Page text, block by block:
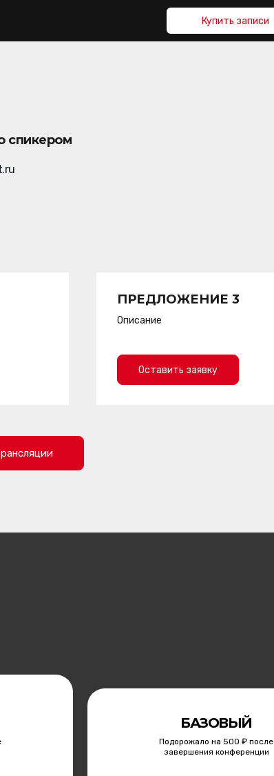
Купить записи
спикером
ПРЕДЛОЖЕНИЕ 3
Описание
Оставить заявку
Подорожало на 500 ₽ после
завершения конференции
БАЗОВЫЙ